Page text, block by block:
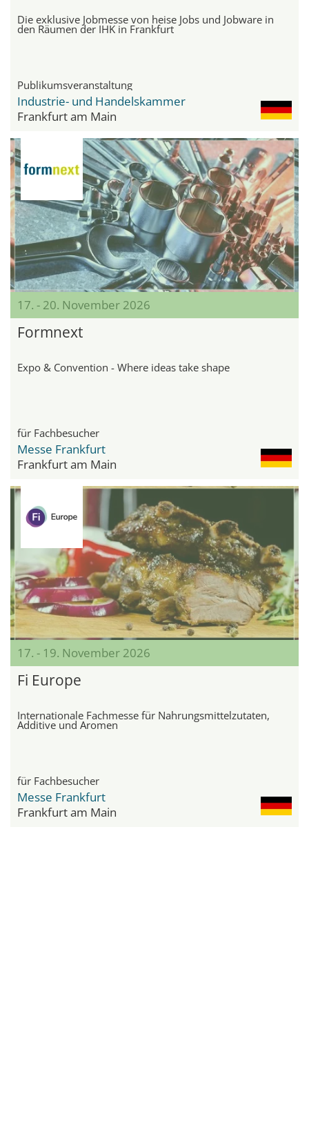
Die exklusive Jobmesse von heise Jobs und Jobware in
den Räumen der IHK in Frankfurt
Publikumsveranstaltung
Industrie- und Handelskammer
Frankfurt am Main
17. - 20. November 2026
Formnext
Expo & Convention - Where ideas take shape
für Fachbesucher
Messe Frankfurt
Frankfurt am Main
17. - 19. November 2026
Fi Europe
Internationale Fachmesse für Nahrungsmittelzutaten,
Additive und Aromen
für Fachbesucher
Messe Frankfurt
Frankfurt am Main